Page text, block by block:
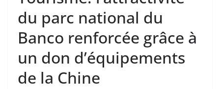
du parc national du
Banco renforcée grâce à
un don d’équipements
de la Chine